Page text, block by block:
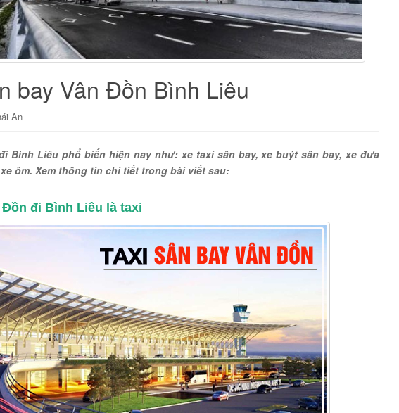
bay Vân Đồn Bình Liêu
An
Bình Liêu phổ biến hiện nay như: xe taxi sân bay, xe buýt sân bay, xe đưa
ôm. Xem thông tin chi tiết trong bài viết sau:
đi Bình Liêu là taxi